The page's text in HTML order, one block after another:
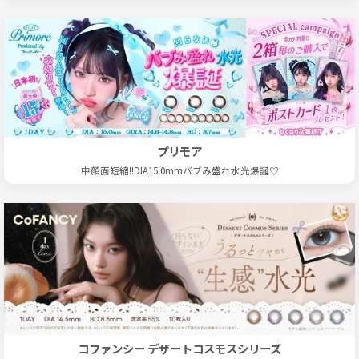
プリモア
中顔面短縮!!DIA15.0mmバブみ盛れ水光爆誕♡
コファンシー デザートコスモスシリーズ